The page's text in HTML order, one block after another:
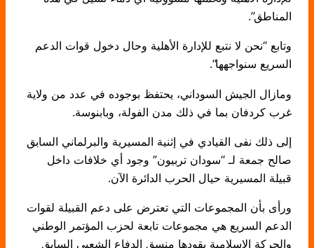
المناطق”.
وتابع “نحن لا نتبع للإدارة الأهلية وحال دخول قوات الدعم
السريع سنواجهها”.
ومازال الجيش السوداني، يحتفظ بوجوده في عدد من ولاية
غرب كردفان بما في ذلك مدن الفولة، وبابنوسة.
إلى ذلك نفى القيادي في إثنية المسيرية والبرلماني السابق
صالح جمعة لـ “سودان تربيون” وجود أي خلافات داخل
قبيلة المسيرية حيال الحرب الدائرة الآن.
ورأى بأن المجموعات التي تعترض على دعم القبيلة لقوات
الدعم السريع هي مجموعات تابعة لحزب المؤتمر الوطني
والحركة الإسلامية يقودها منسق الدفاع الشعبي السابق